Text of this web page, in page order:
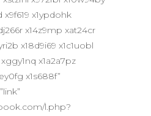
x9f619 x1ypdohk
x14z9mp xat24cr
x18d9i69 x1c1uobl
x1a2a7pz
x1s688f”
l.php?